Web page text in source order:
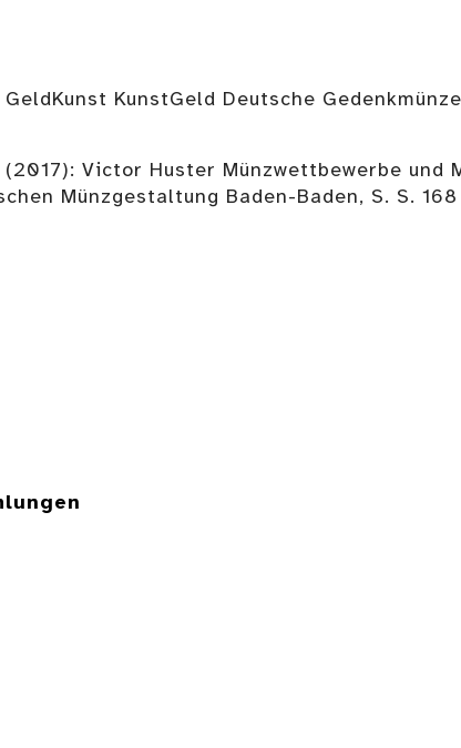
KunstGeld Deutsche
Victor Huster Münzwettbewerbe und
Münzgestaltung Baden-Baden, S. S.